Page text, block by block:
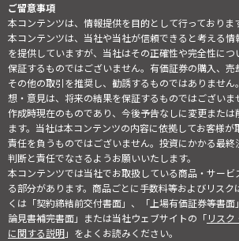
ご留意事項
本コンテンツは、情報提供を目的として行っておりま
本コンテンツは、当社や当社が信頼できると考える
を提供していますが、当社はその正確性や完全性に
保証するものではございません。有価証券の購入、売
その他の取引を推奨し、勧誘するものではありませ
想・意見は、将来の結果を保証するものではござい
作成時現在のものであり、今後予告なしに変更また
ます。当社は本コンテンツの内容に依拠してお客様が
責任を負うものではございません。投資にかかる最
判断と責任でなさるようお願いいたします。
本コンテンツでは当社でお取扱している商品・サー
る部分があります。商品ごとに手数料等およびリスク
くは「契約締結前交付書面」、「上場有価証券等書
論見書補完書面」または当社ウェブサイトの「リス
に関する説明」をよくお読みください。